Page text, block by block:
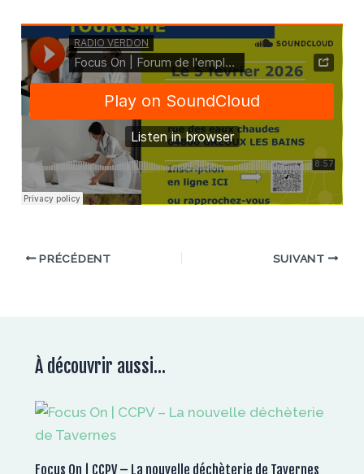
PRÉCÉDENT SUIVANT
À découvrir aussi...
Focus On | CCPV – La nouvelle déchèterie de Tavernes